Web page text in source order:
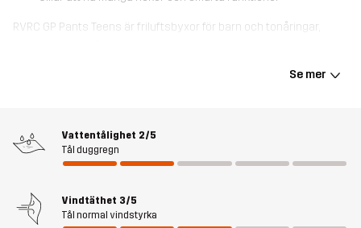
RVRC GP Pants Teens är friluftsbyxor för barn och tonåringar,
med kardborreband för en perfekt passform. Med fyra praktiska
fickor för att hålla småsaker på plats är detta de ultimata
eller leker i trädgården är RVRC GP Pants Teens det självklara
valet!
Se mer
Vattentålighet 2/5
Tål duggregn
Vindtäthet 3/5
Tål normal vindstyrka